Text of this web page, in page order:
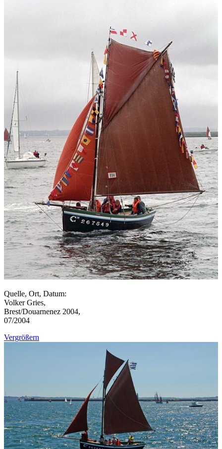
Quelle, Ort, Datum:
Volker Gries,
Brest/Douarnenez 2004,
07/2004
Vergrößern